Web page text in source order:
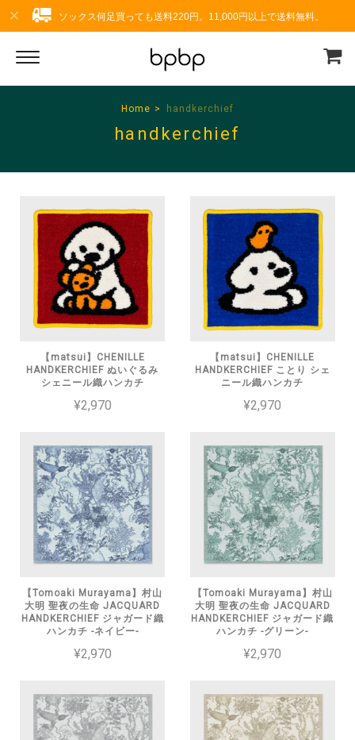
ソックス何足買っても送料220円。11,000円以上で送料無料。
Home handkerchief
handkerchief
【matsui】CHENILLE
HANDKERCHIEF ぬいぐるみ
シェニール織ハンカチ
¥2,970
【matsui】CHENILLE
HANDKERCHIEF ことり シェ
ニール織ハンカチ
¥2,970
【Tomoaki Murayama】村山
大明 聖夜の生命 JACQUARD
HANDKERCHIEF ジャガード織
ハンカチ -ネイビー-
¥2,970
【Tomoaki Murayama】村山
大明 聖夜の生命 JACQUARD
HANDKERCHIEF ジャガード織
ハンカチ -グリーン-
¥2,970